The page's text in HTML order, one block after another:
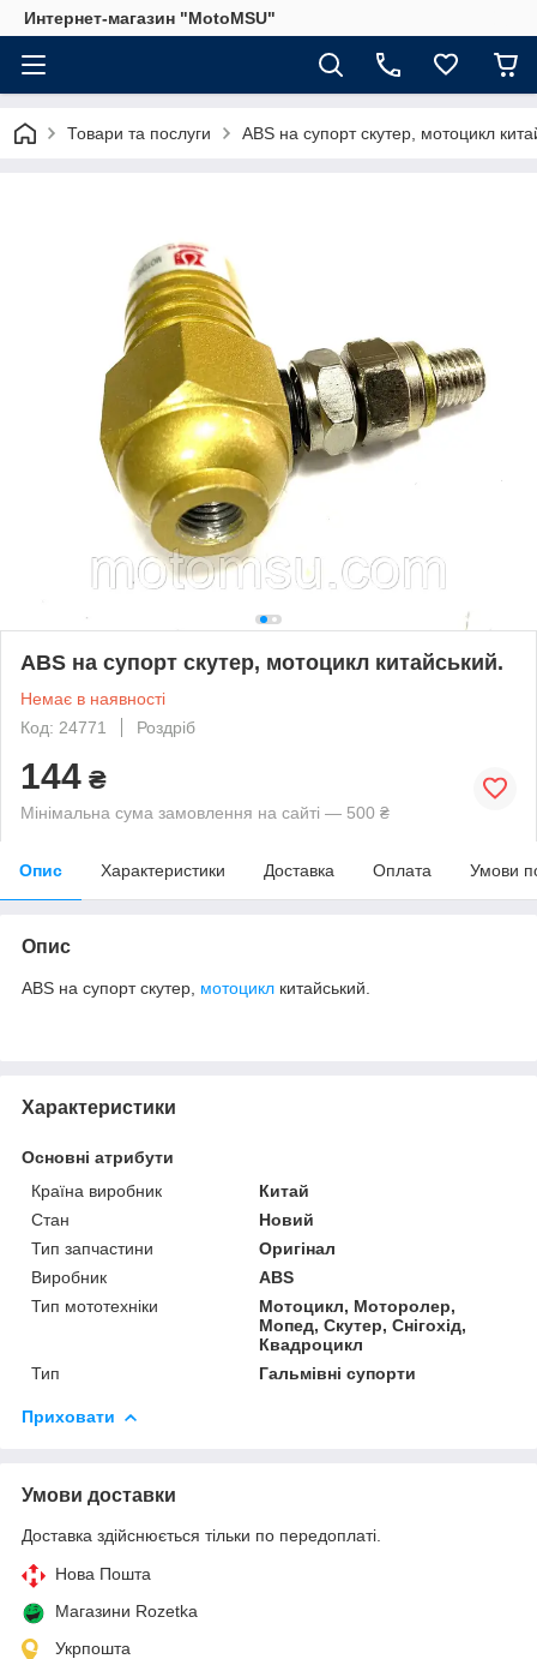
Интернет-магазин "MotoMSU"
Товари та послуги ABS на супорт скутер, мотоцикл
ABS на супорт скутер, мотоцикл китайський.
Немає в наявності
Код: 24771
Роздріб
144 ₴
Мінімальна сума замовлення на сайті — 500 ₴
Опис Характеристики Доставка Оплата Умови
Опис
ABS на супорт скутер, мотоцикл китайський.
Характеристики
Основні атрибути
Країна виробник
Китай
Стан
Новий
Тип запчастини
Оригінал
Виробник
ABS
Тип мототехніки
Мотоцикл, Моторолер,
Мопед, Скутер, Снігохід,
Квадроцикл
Тип
Гальмівні супорти
Приховати
Умови доставки
Доставка здійснюється тільки по передоплаті.
Нова Пошта
Магазини Rozetka
Укрпошта